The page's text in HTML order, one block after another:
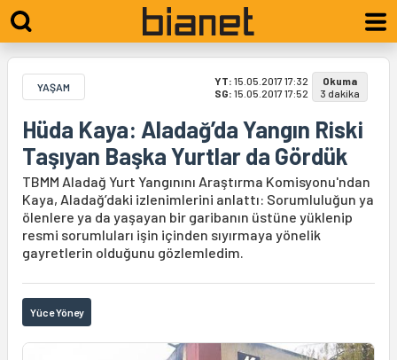
YAŞAM YT: 15.05.2017 17:32
SG: 15.05.2017 17:52
Okuma
3 dakika
Hüda Kaya: Aladağ’da Yangın Riski
Taşıyan Başka Yurtlar da Gördük
TBMM Aladağ Yurt Yangınını Araştırma Komisyonu'ndan
Kaya, Aladağ’daki izlenimlerini anlattı: Sorumluluğun ya
ölenlere ya da yaşayan bir garibanın üstüne yüklenip
resmi sorumluları işin içinden sıyırmaya yönelik
gayretlerin olduğunu gözlemledim.
Yüce Yöney